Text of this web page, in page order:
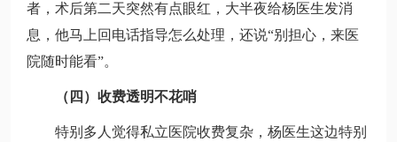
者，术后第二天突然有点眼红，大半夜给杨医生发消
息，他马上回电话指导怎么处理，还说“别担心，来医
院随时能看”。
（四）收费透明不花哨
特别多人觉得私立医院收费复杂，杨医生这边特别